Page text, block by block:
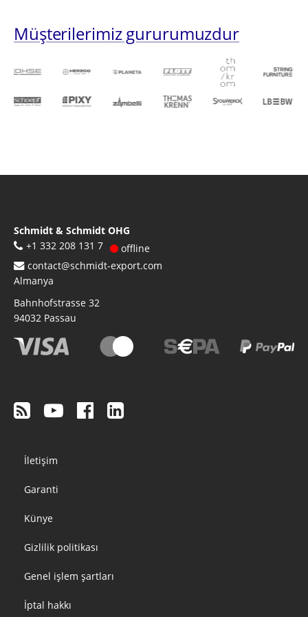
Müşterilerimiz gururumuzdur
Schmidt & Schmidt OHG
+1 332 208 131 7
offline
contact@schmidt-export.com
Almanya
Bahnhofstrasse 32
94032 Passau
Footer
menu
İletişim
Garanti
Künye
Gizlilik politikası
Genel işlem şartları
İptal hakkı